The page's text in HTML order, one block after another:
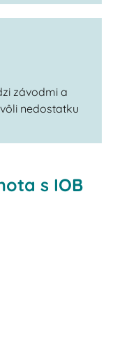
závodmi a
nedostatku
s IOB